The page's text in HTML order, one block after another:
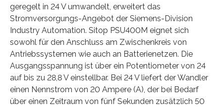
geregelt in 24 V umwandelt, erweitert das
Stromversorgungs-Angebot der Siemens-Division
Industry Automation. Sitop PSU400M eignet sich
sowohl für den Anschluss am Zwischenkreis von
Antriebssystemen wie auch an Batterienetzen. Die
Ausgangsspannung ist über ein Potentiometer von 24
auf bis zu 28,8 V einstellbar. Bei 24 V liefert der Wandler
einen Nennstrom von 20 Ampere (A), der bei Bedarf
über einen Zeitraum von fünf Sekunden zusätzlich 50